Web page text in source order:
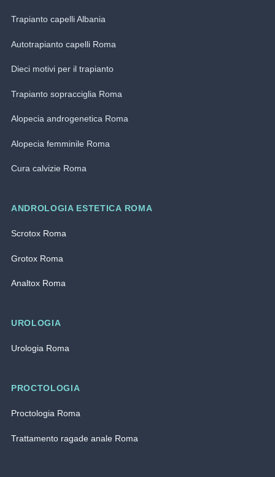
Trapianto capelli Albania
Autotrapianto capelli Roma
Dieci motivi per il trapianto
Trapianto sopracciglia Roma
Alopecia androgenetica Roma
Alopecia femminile Roma
Cura calvizie Roma
ANDROLOGIA ESTETICA ROMA
Scrotox Roma
Grotox Roma
Analtox Roma
UROLOGIA
Urologia Roma
PROCTOLOGIA
Proctologia Roma
Trattamento ragade anale Roma